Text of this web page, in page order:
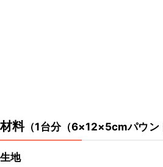
材料（1台分（6×12×5cmパウン
生地